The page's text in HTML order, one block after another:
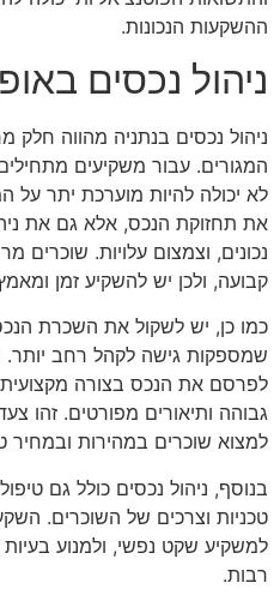
ההשקעות הנכונות.
ניהול נכסים
ניהול נכסים בנתניה מהווה
המגורים. עבור משקיעים
לא יכולה להיות מוערכת יתר על
את תחזוקת הנכס, אלא גם את
נכונים, וצמצום עלויות. שוכרים
קבועה, ולכן יש להשקיע זמן
כמו כן, יש לשקול את השכרת
שמספקות גישה לקהל רחב
לפרסם את הנכס בצורה
גבוהה ותיאורים מפורטים. זהו
למצוא שוכרים במהירות ובמחיר
בנוסף, ניהול נכסים כולל גם
טכניות וצרכים של השוכרים.
למשקיע שקט נפשי, ולמנוע בעיות
רבות.